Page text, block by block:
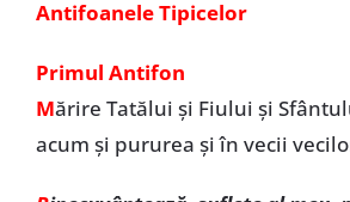
Antifoanele Tipicelor
Primul Antifon
Mărire Tatălui şi Fiului şi
acum și pururea și în vecii